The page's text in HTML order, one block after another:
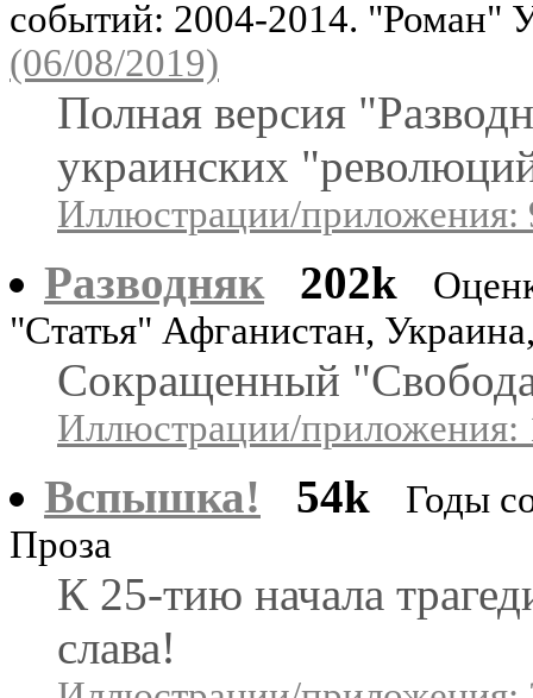
событий: 2004-2014. "Роман"
(06/08/2019)
Полная версия
украинских
Иллюстрации/приложения:
Разводняк 202k
"Статья" Афганистан,
Сокращенный
Иллюстрации/приложения:
Вспышка! 54k
Годы
Проза
К 25-тию начала
слава!